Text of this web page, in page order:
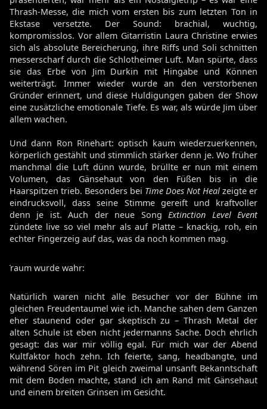
Thrash-Messe, die mich vom ersten bis zum letzten Ton in
Ekstase versetzte. Der Sound: brachial, wuchtig,
kompromisslos. Vor allem Gitarristin Laura Christine erwies
sich als absolute Bereicherung, ihre Riffs und Soli schnitten
messerscharf durch die Schlotheimer Luft. Man spürte, dass
sie das Erbe von Jim Durkin mit Hingabe und Können
weiterträgt. Immer wieder wurde an den verstorbenen
Gründer erinnert, und diese Huldigungen gaben der Show
eine zusätzliche emotionale Tiefe. Es war, als würde Jim über
allem wachen.
Und dann Ron Rinehart: optisch kaum wiederzuerkennen,
körperlich gestählt und stimmlich stärker denn je. Wo früher
manchmal die Luft dünn wurde, brüllte er nun mit einem
Volumen, das Gänsehaut von den Füßen bis in die
Haarspitzen trieb. Besonders bei Time Does Not Heal zeigte er
eindrucksvoll, dass seine Stimme gereift und kraftvoller
denn je ist. Auch der neue SongExtinction Level Event
zündete live so viel mehr als auf Platte – knackig, roh, ein
echter Fingerzeig auf das, was da noch kommen mag.
Traum wurde wahr:
Natürlich waren nicht alle Besucher vor der Bühne im
gleichen Freudentaumel wie ich. Manche sahen dem Ganzen
eher staunend oder gar skeptisch zu – Thrash Metal der
alten Schule ist eben nicht jedermanns Sache. Doch ehrlich
gesagt: das war mir völlig egal. Für mich war der Abend
Kultfaktor hoch zehn. Ich feierte, sang, headbangte, und
während Sören im Pit gleich zweimal unsanft Bekanntschaft
mit dem Boden machte, stand ich am Rand mit Gänsehaut
und einem breiten Grinsen im Gesicht.